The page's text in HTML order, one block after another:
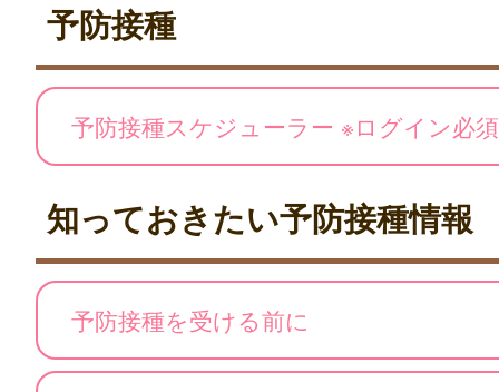
予防接種
予防接種スケジューラー ※ログイン必須
知っておきたい予防接種情報
予防接種を受ける前に